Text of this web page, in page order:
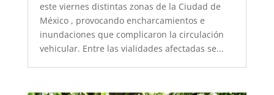
este viernes distintas zonas de la Ciudad de
México , provocando encharcamientos e
inundaciones que complicaron la circulación
vehicular. Entre las vialidades afectadas se...